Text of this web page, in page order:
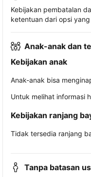
Kebijakan pembatalan
ketentuan dari opsi
Anak-anak dan
Kebijakan anak
Anak-anak bisa
Untuk melihat informasi
Kebijakan ranjang
Tidak tersedia ranjang
Tanpa batasan